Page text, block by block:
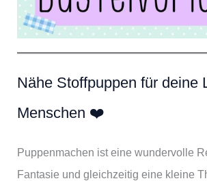
Nähe Stoffpuppen für deine
Menschen ❤️
Puppenmachen ist eine wundervolle
Fantasie und gleichzeitig eine kleine